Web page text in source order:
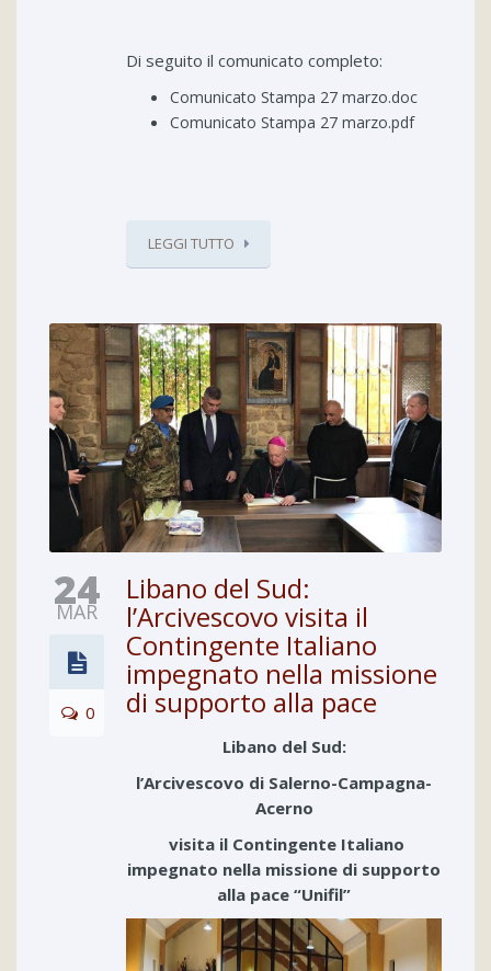
Di seguito il comunicato completo:
Comunicato Stampa 27 marzo.doc
Comunicato Stampa 27 marzo.pdf
LEGGI TUTTO
24
MAR
0
Libano del Sud:
l’Arcivescovo visita il
Contingente Italiano
impegnato nella missione
di supporto alla pace
Libano del Sud:
l’Arcivescovo di Salerno-Campagna-
Acerno
visita il Contingente Italiano
impegnato nella missione di supporto
alla pace “Unifil”